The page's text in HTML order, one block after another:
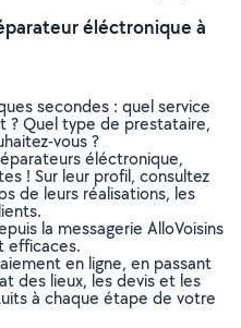
éléctronique à
secondes : quel service
? Quel type de prestataire,
vous ?
éléctronique,
! Sur leur profil, consultez
de leurs réalisations, les
la messagerie AlloVoisins
efficaces.
en ligne, en passant
des lieux, les devis et les
à chaque étape de votre